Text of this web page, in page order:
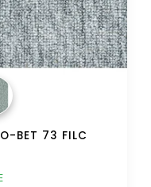
BET 73 FILC